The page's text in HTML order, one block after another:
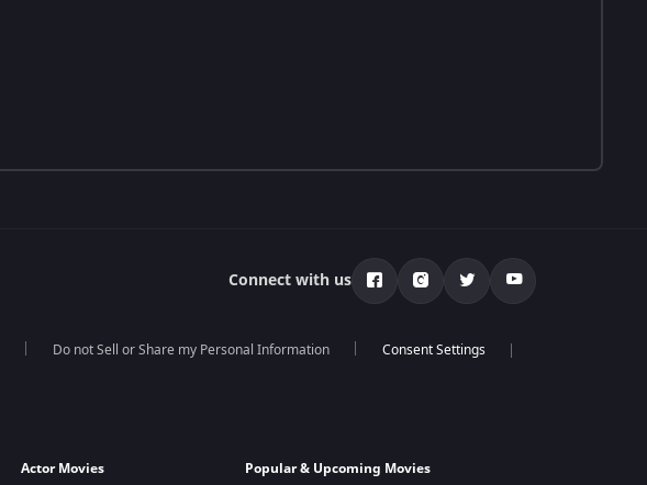
Connect with us
Do not Sell or Share my Personal Information
Actor Movies Popular & Upcoming Movies